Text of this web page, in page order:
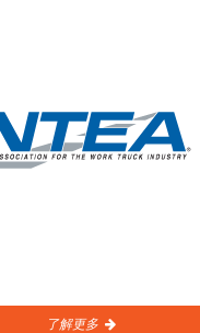
了解更多